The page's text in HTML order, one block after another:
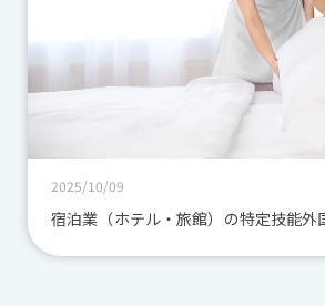
2025/10/09
宿泊業（ホテル・旅館）の特定技能外